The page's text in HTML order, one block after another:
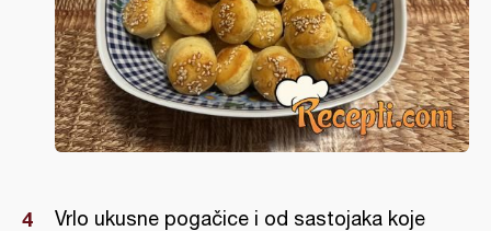
Vrlo ukusne pogačice i od sastojaka koje